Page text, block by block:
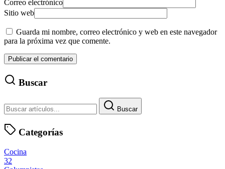
Correo electrónico
Sitio web
Guarda mi nombre, correo electrónico y web en este navegador
para la próxima vez que comente.
Buscar
Buscar
Categorías
Cocina
32